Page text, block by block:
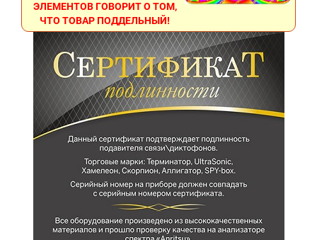
ЭЛЕМЕНТОВ ГОВОРИТ О ТОМ,
ЧТО ТОВАР ПОДДЕЛЬНЫЙ!